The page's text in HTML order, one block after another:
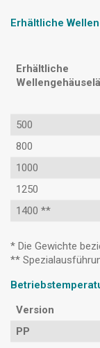
Erhältliche
Erhältliche
500
800
1000
1250
1400 **
* Die Gewichte
**
Version
PP